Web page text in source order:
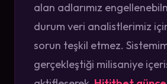
alan adlarımız
durum veri analistlerimiz
sorun teşkil etmez.
gerçekleştiği milisaniye